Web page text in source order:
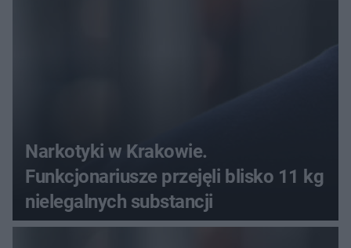
Narkotyki w Krakowie.
Funkcjonariusze przejęli blisko 11 kg
nielegalnych substancji